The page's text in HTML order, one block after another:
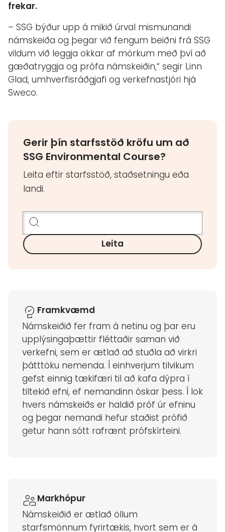
frekar.
– SSG býður upp á mikið úrval mismunandi
námskeiða og þegar við fengum beiðni frá SSG
vildum við leggja okkar af mörkum með því að
gæðatryggja og prófa námskeiðin,“ segir Linn
Glad, umhverfisráðgjafi og verkefnastjóri hjá
Sweco.
Gerir þín starfsstöð kröfu um að
SSG Environmental Course?
Leita eftir starfsstöð, staðsetningu eða
landi.
Leita
Framkvæmd
Námskeiðið fer fram á netinu og þar eru
upplýsingaþættir fléttaðir saman við
verkefni, sem er ætlað að stuðla að virkri
þátttöku nemenda. Í einhverjum tilvikum
gefst einnig tækifæri til að kafa dýpra í
tiltekið efni, ef nemandinn óskar þess. Í lok
hvers námskeiðs er haldið próf úr efninu
og þegar nemandi hefur staðist prófið
getur hann sótt rafrænt prófskírteini.
Markhópur
Námskeiðið er ætlað öllum
starfsmönnum fyrirtækis, hvort sem er á